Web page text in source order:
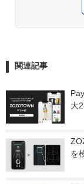
関連記事
大
を